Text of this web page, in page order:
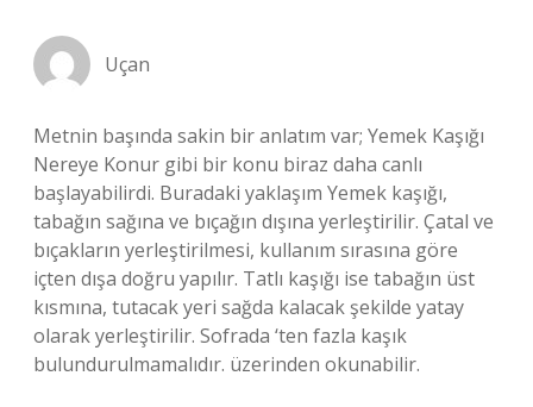
Uçan
Metnin başında sakin bir anlatım var; Yemek Kaşığı
Nereye Konur gibi bir konu biraz daha canlı
başlayabilirdi. Buradaki yaklaşım Yemek kaşığı,
tabağın sağına ve bıçağın dışına yerleştirilir. Çatal ve
bıçakların yerleştirilmesi, kullanım sırasına göre
içten dışa doğru yapılır. Tatlı kaşığı ise tabağın üst
kısmına, tutacak yeri sağda kalacak şekilde yatay
olarak yerleştirilir. Sofrada ‘ten fazla kaşık
bulundurulmamalıdır. üzerinden okunabilir.